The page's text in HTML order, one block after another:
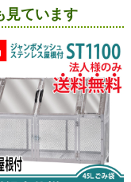
見ています